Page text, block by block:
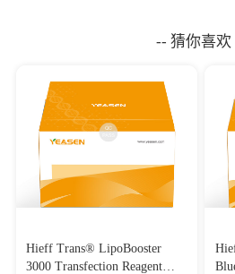
-- 猜你喜欢
Hieff Trans® LipoBooster
3000 Transfection Reagent